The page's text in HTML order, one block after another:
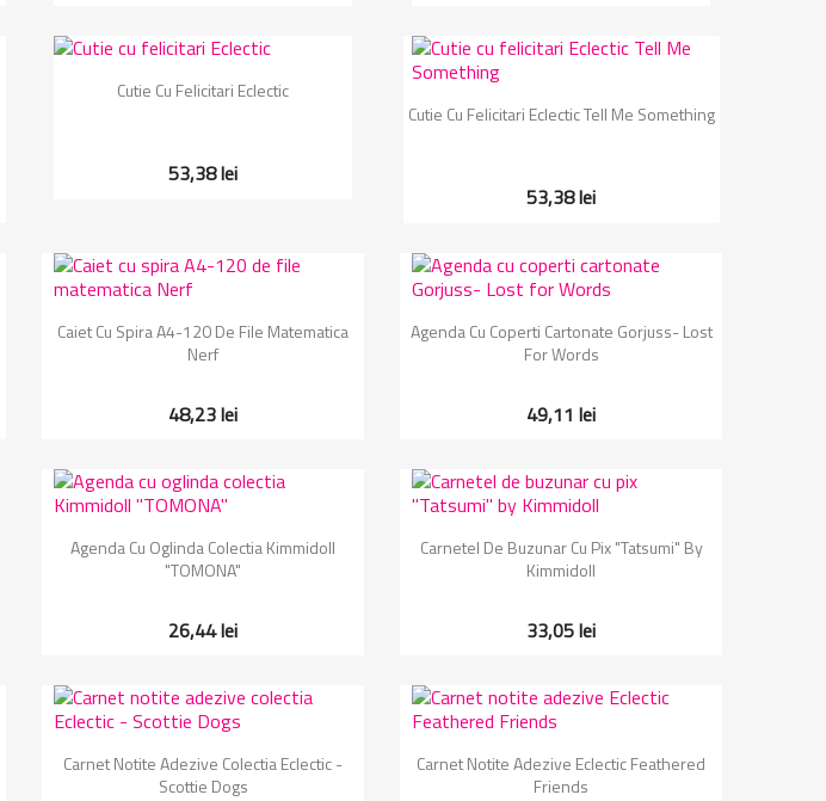
Vizualizare rapida
Cutie Cu Felicitari Eclectic
53,38 lei
Vizualizare rapida
Cutie Cu Felicitari Eclectic Tell Me Something
53,38 lei
Vizualizare rapida
Caiet Cu Spira A4-120 De File Matematica
Nerf
48,23 lei
Vizualizare rapida
Agenda Cu Coperti Cartonate Gorjuss- Lost
For Words
49,11 lei
 Vizualizare rapida
Agenda Cu Oglinda Colectia Kimmidoll
"TOMONA"
26,44 lei
 Vizualizare rapida
Carnetel De Buzunar Cu Pix "Tatsumi" By
Kimmidoll
33,05 lei
Vizualizare rapida
Carnet Notite Adezive Colectia Eclectic -
Scottie Dogs
Vizualizare rapida
Carnet Notite Adezive Eclectic Feathered
Friends